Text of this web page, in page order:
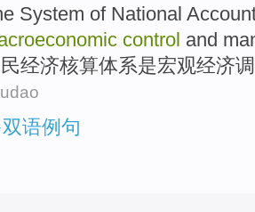
System of National
control and
经济核算体系是宏观经济
语例句